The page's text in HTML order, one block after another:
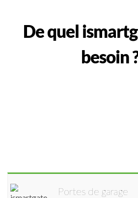
De quel
besoin
Portes de garage